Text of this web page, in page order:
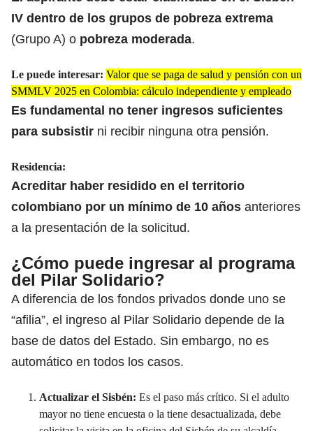
IV dentro de los grupos de pobreza extrema
(Grupo A) o pobreza moderada.
Le puede interesar: Valor que se paga de salud y pensión con un
SMMLV 2025 en Colombia: cálculo independiente y empleado
​Es fundamental no tener ingresos suficientes
para subsistir ni recibir ninguna otra pensión.
​Residencia:
​Acreditar haber residido en el territorio
colombiano por un mínimo de 10 años anteriores
a la presentación de la solicitud.​
​¿Cómo puede ingresar al programa
del Pilar Solidario?
​A diferencia de los fondos privados donde uno se
“afilia”, el ingreso al Pilar Solidario depende de la
base de datos del Estado. Sin embargo, no es
automático en todos los casos.
Actualizar el Sisbén: Es el paso más crítico. Si el adulto
mayor no tiene encuesta o la tiene desactualizada, debe